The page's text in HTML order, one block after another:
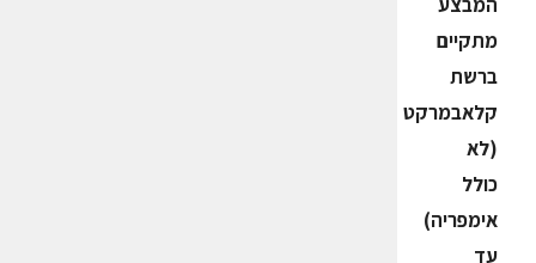
מתקיים
ברשת
קלאבמרקט
(לא
כולל
אימפריה)
עד